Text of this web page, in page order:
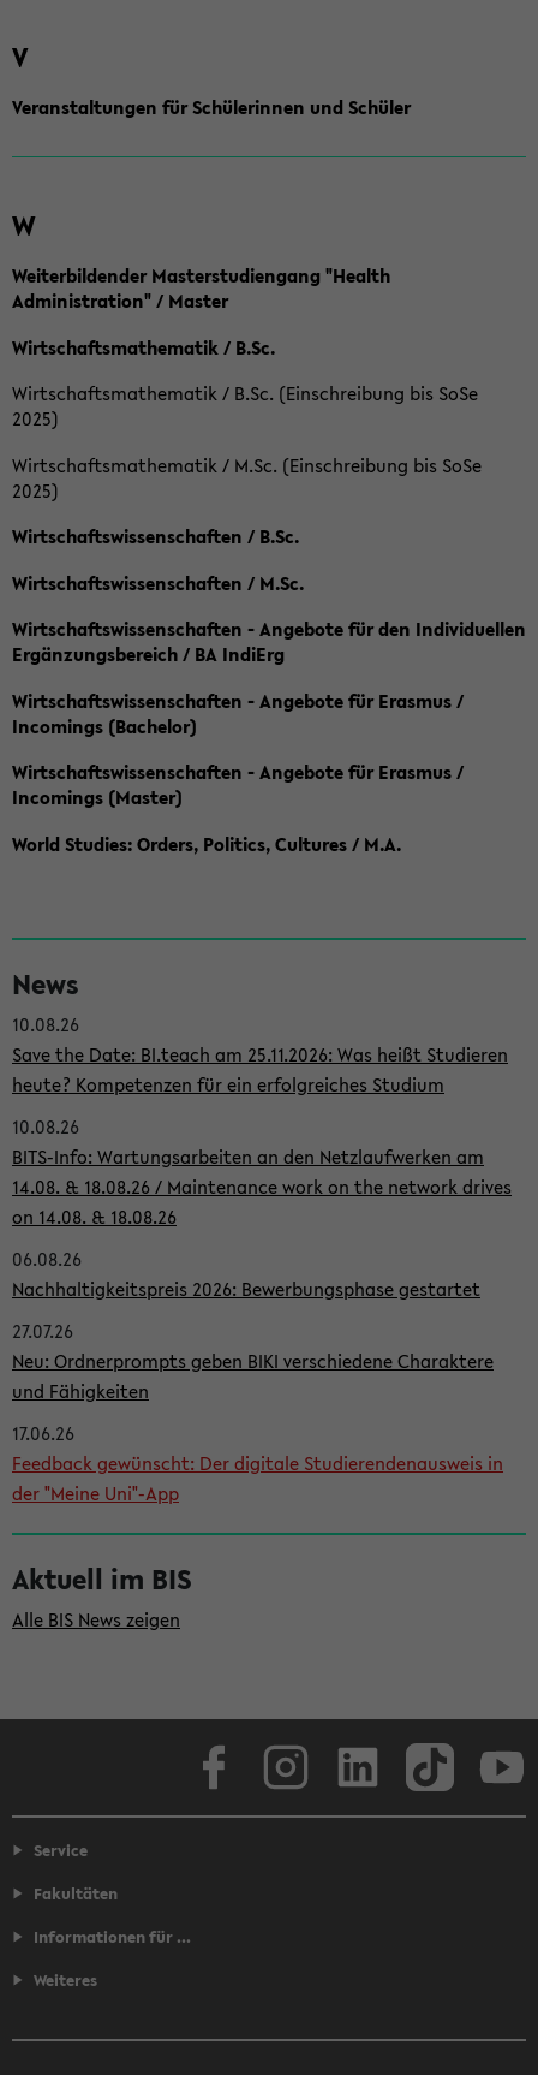
V
Veranstaltungen für Schülerinnen und Schüler
W
Weiterbildender Masterstudiengang "Health
Administration" / Master
Wirtschaftsmathematik / B.Sc.
Wirtschaftsmathematik / B.Sc. (Einschreibung bis SoSe
2025)
Wirtschaftsmathematik / M.Sc. (Einschreibung bis SoSe
2025)
Wirtschaftswissenschaften / B.Sc.
Wirtschaftswissenschaften / M.Sc.
Wirtschaftswissenschaften - Angebote für den Individuellen
Ergänzungsbereich / BA IndiErg
Wirtschaftswissenschaften - Angebote für Erasmus /
Incomings (Bachelor)
Wirtschaftswissenschaften - Angebote für Erasmus /
Incomings (Master)
World Studies: Orders, Politics, Cultures / M.A.
e
i
t
e
n
l
e
i
s
t
e
News
10.08.26
Save the Date: BI.teach am 25.11.2026: Was heißt Studieren
heute? Kompetenzen für ein erfolgreiches Studium
10.08.26
BITS-Info: Wartungsarbeiten an den Netzlaufwerken am
14.08. & 18.08.26 / Maintenance work on the network drives
on 14.08. & 18.08.26
06.08.26
Nachhaltigkeitspreis 2026: Bewerbungsphase gestartet
27.07.26
Neu: Ordnerprompts geben BIKI verschiedene Charaktere
und Fähigkeiten
17.06.26
Feedback gewünscht: Der digitale Studierendenausweis in
der "Meine Uni"-App
Aktuell im BIS
Alle BIS News zeigen
Service
Fakultäten
Informationen für ...
Weiteres